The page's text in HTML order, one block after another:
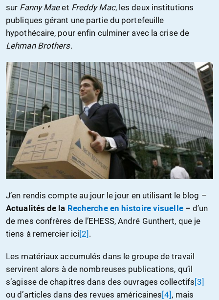
sur Fanny Maeet Freddy Mac, les deux institutions
publiques gérant une partie du portefeuille
hypothécaire, pour enfin culminer avec la crise de
Lehman Brothers.
J’en rendis compte au jour le jour en utilisant le blog –
Actualités de la Recherche en histoire visuelle– d’un
de mes confrères de l’EHESS, André Gunthert, que je
tiens à remercier ici[2] .
Les matériaux accumulés dans le groupe de travail
servirent alors à de nombreuses publications, qu’il
s’agisse de chapitres dans des ouvrages collectifs[3]
ou d’articles dans des revues américaines[4] , mais